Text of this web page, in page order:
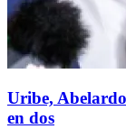
Uribe,
en dos